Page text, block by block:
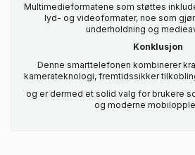
Multimedieformatene som støttes
lyd- og videoformater, noe som
underholdning og
Konklusjon
Denne smarttelefonen kombinerer
kamerateknologi, fremtidssikker
og er dermed et solid valg for brukere
og moderne